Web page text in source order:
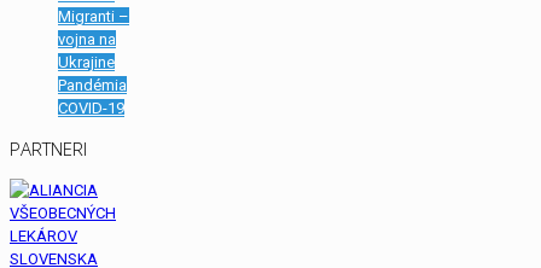
Migranti –
vojna na
Ukrajine
Pandémia
COVID-19
PARTNERI